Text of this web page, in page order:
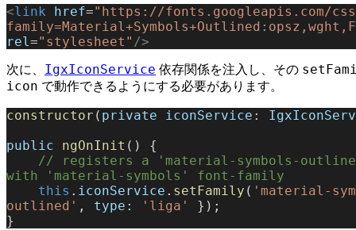
<link href="https://fonts.googleapis.com/
rel="stylesheet" />
次に、 IgxIconService 依存関係を注入し、その
icon で動作できるようにする必要があります。
constructor ( private iconService :
public ngOnInit () {
with 'material-symbols' font-family
    this
. iconService . setFamily ( 'material-
outlined' , type: 'liga'
});
}